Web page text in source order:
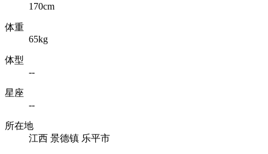
170cm
体重
65kg
体型
--
星座
--
所在地
江西 景德镇 乐平市